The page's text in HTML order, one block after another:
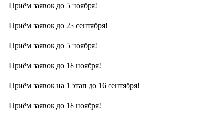
Приём заявок до 5 ноября!
Приём заявок до 23 сентября!
Приём заявок до 5 ноября!
Приём заявок до 18 ноября!
Приём заявок на 1 этап до 16 сентября!
Приём заявок до 18 ноября!